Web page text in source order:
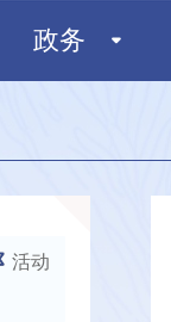
政务
活动